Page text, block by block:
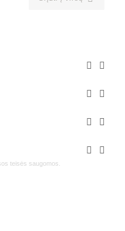








teisės saugomos.